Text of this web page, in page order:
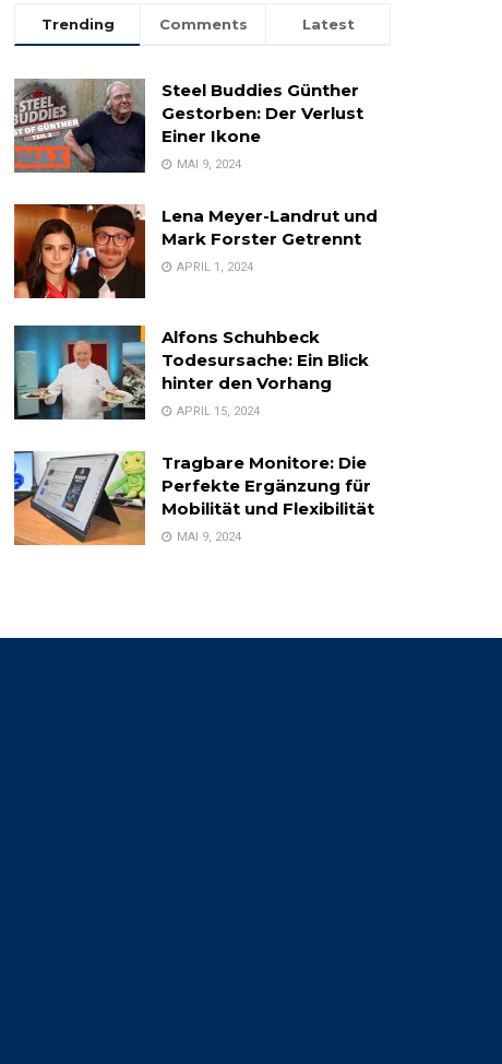
Trending Comments Latest
Steel Buddies Günther
Gestorben: Der Verlust
Einer Ikone
MAI 9, 2024
Lena Meyer-Landrut und
Mark Forster Getrennt
APRIL 1, 2024
Alfons Schuhbeck
Todesursache: Ein Blick
hinter den Vorhang
APRIL 15, 2024
Tragbare Monitore: Die
Perfekte Ergänzung für
Mobilität und Flexibilität
MAI 9, 2024